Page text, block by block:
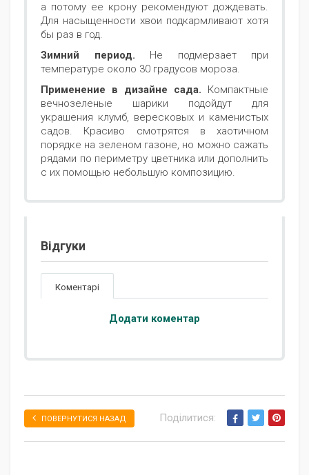
а потому ее крону рекомендуют дождевать.
Для насыщенности хвои подкармливают хотя
бы раз в год.
Зимний период. Не подмерзает при
температуре около 30 градусов мороза.
Применение в дизайне сада. Компактные
вечнозеленые шарики подойдут для
украшения клумб, вересковых и каменистых
садов. Красиво смотрятся в хаотичном
порядке на зеленом газоне, но можно сажать
рядами по периметру цветника или дополнить
с их помощью небольшую композицию.
Відгуки
Коментарі
Додати коментар
ПОВЕРНУТИСЯ НАЗАД Поділитися: